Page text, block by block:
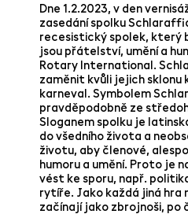
Dne 1.2.2023, v den
zasedání spolku
recesistický spolek, který
jsou přátelství, umění a
Rotary International.
zaměnit kvůli jejich sklonu
karneval. Symbolem
pravděpodobně ze
Sloganem spolku je
do všedního života a
životu, aby členové,
humoru a umění. Proto je
vést ke sporu, např.
rytíře. Jako každá jiná hra
začínají jako zbrojnoši, po